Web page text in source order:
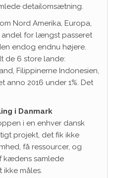
detailomsætning.
Nord Amerika, Europa,
andel for længst passeret
endog endnu højere.
de 6 store lande:
Filippinerne Indonesien,
anno 2016 under 1%. Det
i Danmark
i en enhver dansk
projekt, det fik ikke
få ressourcer, og
kædens samlede
måles.